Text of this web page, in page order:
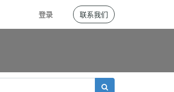
登录 联系我们